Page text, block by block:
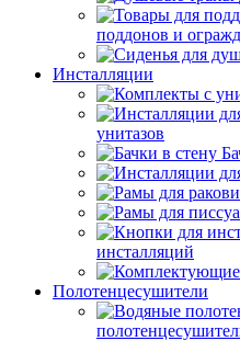
поддонов и
Инсталляции
унитазов
инсталляций
Полотенцесушители